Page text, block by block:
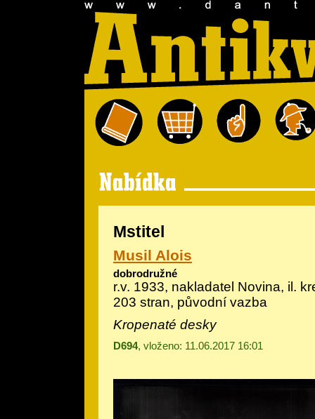
Mstitel
Musil Alois
dobrodružné
r.v. 1933, nakladatel Novina, il.
203 stran, původní vazba
Kropenaté desky
D694, vloženo: 11.06.2017 16:01